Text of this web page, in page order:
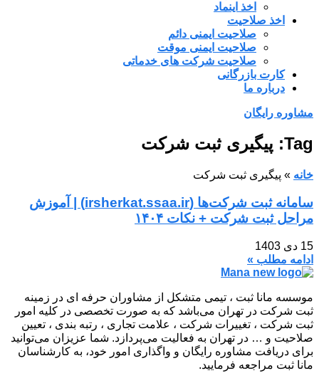
اخذ اینماد
اخذ صلاحیت
صلاحیت ایمنی دائم
صلاحیت ایمنی موقت
صلاحیت شرکت های خدماتی
کارت بازرگانی
درباره ما
مشاوره رایگان
Tag: پیگیری ثبت شرکت
خانه » پیگیری ثبت شرکت
سامانه ثبت شرکت‌ها (irsherkat.ssaa.ir) | آموزش
مراحل ثبت شرکت + نکات ۱۴۰۴
15 دی 1403
ادامه مطلب »
موسسه مانا ثبت ، تیمی متشکل از مشاوران حرفه ای در زمینه
ثبت شرکت در تهران می‌باشد که به صورت تخصصی در کلیه امور
ثبت شرکت ، تغییرات شرکت ، علامت تجاری ، رتبه بندی ، تعیین
صلاحیت و … در تهران به فعالیت می‌پردازد. شما عزیزان می‌توانید
برای دریافت مشاوره رایگان و واگذاری امور خود، به کارشناسان
مانا ثبت مراجعه فرمایید.